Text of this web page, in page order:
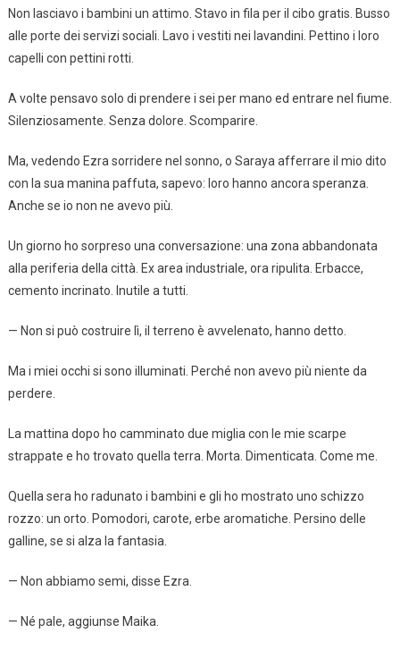
Non lasciavo i bambini un attimo. Stavo in fila per il cibo gratis. Busso
alle porte dei servizi sociali. Lavo i vestiti nei lavandini. Pettino i loro
capelli con pettini rotti.
A volte pensavo solo di prendere i sei per mano ed entrare nel fiume.
Silenziosamente. Senza dolore. Scomparire.
Ma, vedendo Ezra sorridere nel sonno, o Saraya afferrare il mio dito
con la sua manina paffuta, sapevo: loro hanno ancora speranza.
Anche se io non ne avevo più.
Un giorno ho sorpreso una conversazione: una zona abbandonata
alla periferia della città. Ex area industriale, ora ripulita. Erbacce,
cemento incrinato. Inutile a tutti.
— Non si può costruire lì, il terreno è avvelenato, hanno detto.
Ma i miei occhi si sono illuminati. Perché non avevo più niente da
perdere.
La mattina dopo ho camminato due miglia con le mie scarpe
strappate e ho trovato quella terra. Morta. Dimenticata. Come me.
Quella sera ho radunato i bambini e gli ho mostrato uno schizzo
rozzo: un orto. Pomodori, carote, erbe aromatiche. Persino delle
galline, se si alza la fantasia.
— Non abbiamo semi, disse Ezra.
— Né pale, aggiunse Maika.